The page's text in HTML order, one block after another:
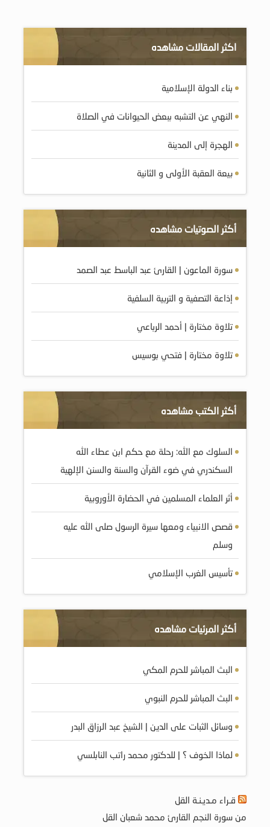
اكثر المقالات مشاهده
بناء الدولة الإسلامية
النهي عن التشبه ببعض الحيوانات في الصلاة
الهجرة إلى المدينة
بيعة العقبة الأولى و الثانية
أكثر الصوتيات مشاهده
سورة الماعون | القارئ عبد الباسط عبد الصمد
إذاعة التصفية و التربية السلفية
تلاوة مختارة | أحمد الرباعي
تلاوة مختارة | فتحي بوسيس
أكثر الكتب مشاهده
السلوك مع الله: رحلة مع حكم ابن عطاء الله
السكندري في ضوء القرآن والسنة والسنن الإلهية
أثر العلماء المسلمين في الحضارة الأوروبية
قصص الانبياء ومعها سيرة الرسول صلى الله عليه
وسلم
تأسيس الغرب الإسلامي
أكثر المرئيات مشاهده
البث المباشر للحرم المكي
البث المباشر للحرم النبوي
وسائل الثبات على الدين | الشيخ عبد الرزاق البدر
لماذا الخوف ؟ | للدكتور محمد راتب النابلسي
قـراء مـديـنـة القل
من سورة النجم القارئ محمد شعبان القل